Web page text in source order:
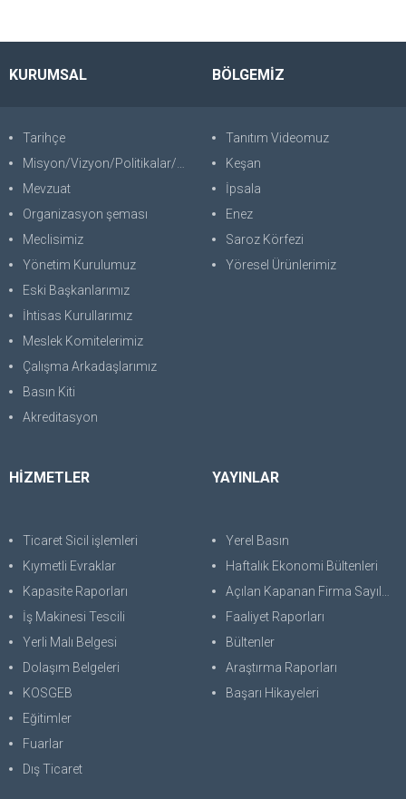
KURUMSAL
Tarihçe
Misyon/Vizyon/Politikalar/SWOT
Mevzuat
Organizasyon şeması
Meclisimiz
Yönetim Kurulumuz
Eski Başkanlarımız
İhtisas Kurullarımız
Meslek Komitelerimiz
Çalışma Arkadaşlarımız
Basın Kiti
Akreditasyon
BÖLGEMİZ
Tanıtım Videomuz
Keşan
İpsala
Enez
Saroz Körfezi
Yöresel Ürünlerimiz
HİZMETLER
Ticaret Sicil işlemleri
Kıymetli Evraklar
Kapasite Raporları
İş Makinesi Tescili
Yerli Malı Belgesi
Dolaşım Belgeleri
KOSGEB
Eğitimler
Fuarlar
Dış Ticaret
YAYINLAR
Yerel Basın
Haftalık Ekonomi Bültenleri
Açılan Kapanan Firma Sayıları
Faaliyet Raporları
Bültenler
Araştırma Raporları
Başarı Hikayeleri